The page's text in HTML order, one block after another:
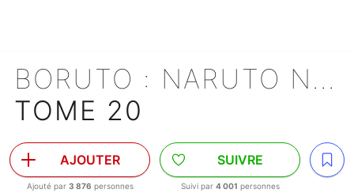
BORUTO : NARUTO NEXT GENERATIONS
TOME 20
AJOUTER
Ajouté par 3 876 personnes
SUIVRE
Suivi par 4 001 personnes